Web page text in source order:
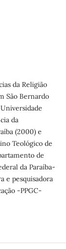
da Religião
São Bernardo
da
(2000) e
Teológico de
de
da Paraíba-
e pesquisadora
-PPGC-